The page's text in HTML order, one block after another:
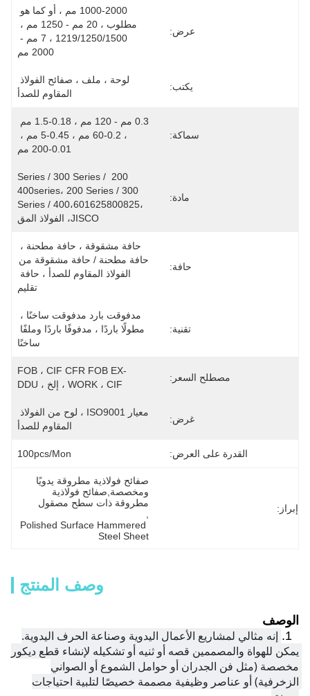
عرض:
2000 مم
يكتب:
المقاوم للصدأ
سماكة:
0.01-200 مم
مادة:
200 Series / 300 Series /
400series، 200 Series / 300
Series / 400،601625800825،
JISCO، الفولاذ المق
حافة:
تقليم
تقنية:
ساخنًا
مصطلح السعر:
FOB ، CIF CFR FOB EX-
WORK ، CIF ، إلخ ، DDU
غرض:
المقاوم للصدأ
القدرة على العرض: 100pcs/mon
إبراز:
مطروقة ذات سطح مصقول
Polished Surface Hammered
Steel Sheet
وصف المنتج
الوصف